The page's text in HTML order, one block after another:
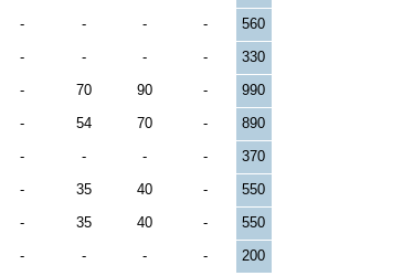
- - - - 560
- - - - 330
- 70 90 - 990
- 54 70 - 890
- - - - 370
- 35 40 - 550
- 35 40 - 550
- - - - 200